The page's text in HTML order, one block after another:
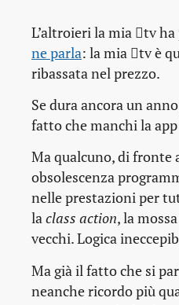
L’altroieri la mia tv
ne parla: la mia tv è
ribassata nel prezzo.
Se dura ancora un
fatto che manchi la
Ma qualcuno, di fronte
obsolescenza
nelle prestazioni per
laclass action, la
vecchi. Logica
Ma già il fatto che si
neanche ricordo più